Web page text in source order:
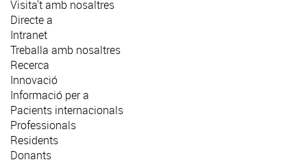
Visita't amb nosaltres
Directe a
Intranet
Treballa amb nosaltres
Recerca
Innovació
Informació per a
Pacients internacionals
Professionals
Residents
Donants